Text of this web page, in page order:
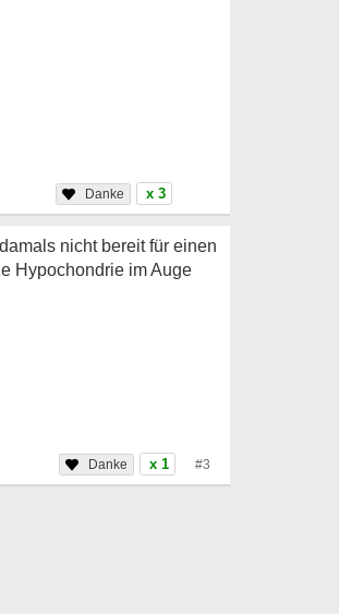
x 3
nicht bereit für einen
Hypochondrie im Auge
x 1 #3